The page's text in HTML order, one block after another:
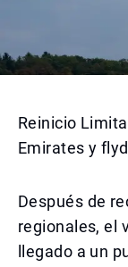
Reinicio
Emirates y
Después de
regionales, el
llegado a un